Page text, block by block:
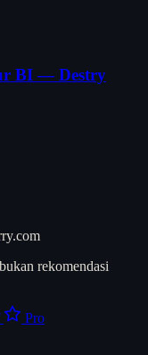
BI — Destry
rekomendasi
Pro